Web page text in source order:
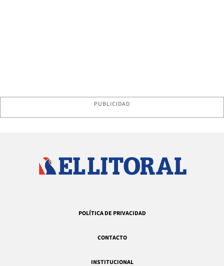
PUBLICIDAD
POLÍTICA DE PRIVACIDAD
CONTACTO
INSTITUCIONAL